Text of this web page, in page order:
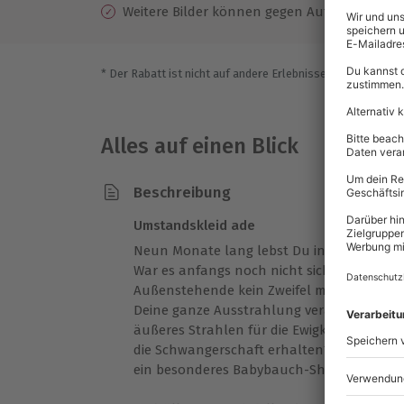
Weitere Bilder können gegen Aufpreis
* Der Rabatt ist nicht auf andere Erlebnisse bei der
Alles auf einen Blick
Beschreibung
Umstandskleid ade
Neun Monate lang lebst Du in einmaliger
War es anfangs noch nicht sichtbar, so
Außenstehende kein Zweifel mehr: Nicht
Deine ganze Ausstrahlung verändert sich.
äußeres Strahlen für die Ewigkeit
die Schwangerschaft erhalten? In
ein besonderes Babybauch-Shooting in